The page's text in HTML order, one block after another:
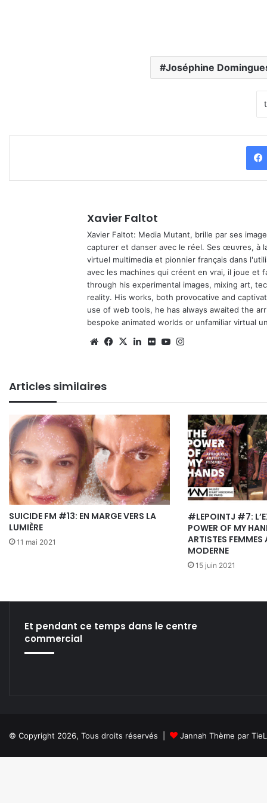
Joséphine
Xavier Faltot
Xavier Faltot: Media Mutant, brille par ses
capturer et danser avec le réel. Ses œuvres, à
virtuel multimedia et pionnier français dans
avec les machines qui créent en vrai, il joue et
through his experimental images, mixing art,
reality. His works, both provocative and
use of web tools, he has always awaited the
bespoke animated worlds or unfamiliar virtual
WebsiteFacebook
X Linkedin
FlickrYouTube
Articles similaires
SUICIDE FM #13: EN MARGE VERS LA
LUMIÈRE
11 mai 2021
#LEPOINTJ #7:
POWER OF MY
ARTISTES FEMMES
MODERNE
15 juin 2021
Et pendant ce temps dans le centre
commercial
© Copyright 2026, Tous droits réservés | Jannah Thème par